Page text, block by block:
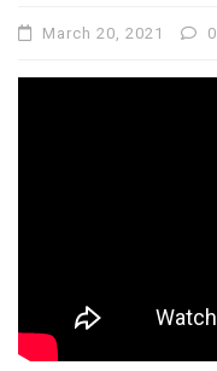
March 20, 2021 0